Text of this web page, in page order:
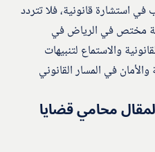
استشارة قانونية، فلا تتردد
مختص في الرياض في
والاستماع لتنبيهات
في المسار القانوني
محامي قضايا